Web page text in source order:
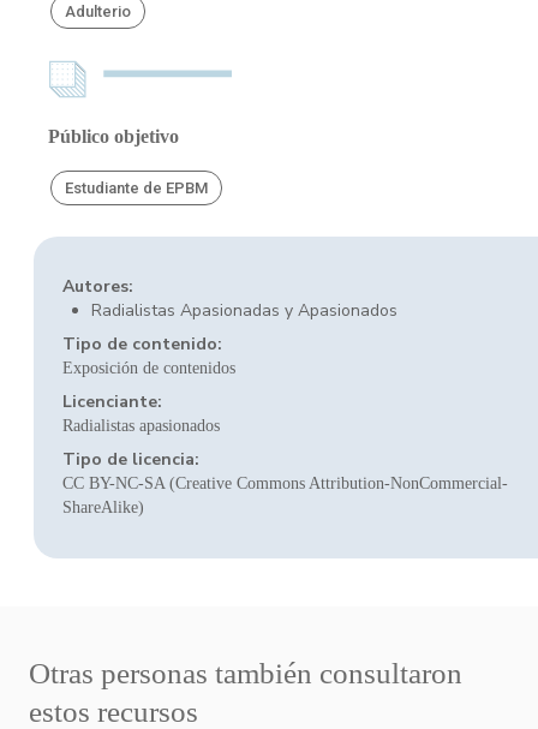
Adulterio
Público objetivo
Estudiante de EPBM
Autores:
Radialistas Apasionadas y Apasionados
Tipo de contenido:
Exposición de contenidos
Licenciante:
Radialistas apasionados
Tipo de licencia:
CC BY-NC-SA (Creative Commons Attribution-NonCommercial-
ShareAlike)
Otras personas también consultaron
estos recursos